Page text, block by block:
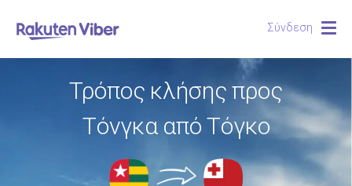
Σύνδεση
Τρόπος κλήσης προς
Τόνγκα από Τόγκο